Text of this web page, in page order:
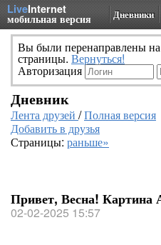
LiveInternet
мобильная версия Дневники
Вы были перенаправлены
страницы. Вернуться!
Авторизация
Дневник
Лента друзей /Полная версия
Добавить в друзья
Страницы: раньше»
Привет, Весна! Картина
02-02-2025 15:57